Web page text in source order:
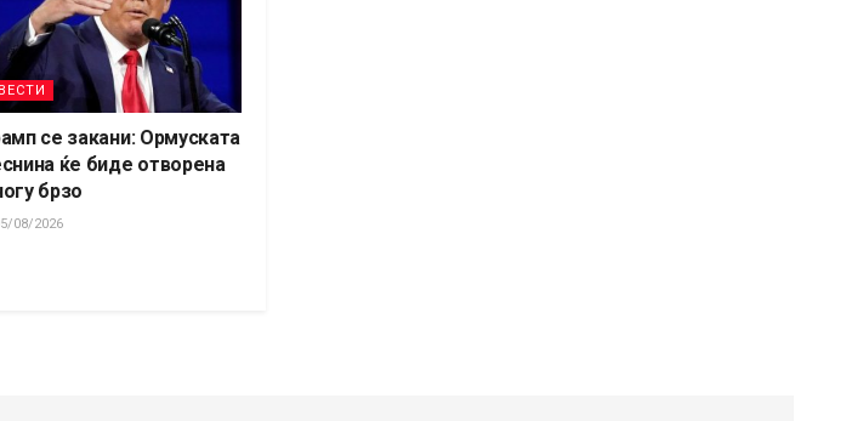
ВЕСТИ
се закани: Ормуската
ќе биде отворена
брзо
08/2026